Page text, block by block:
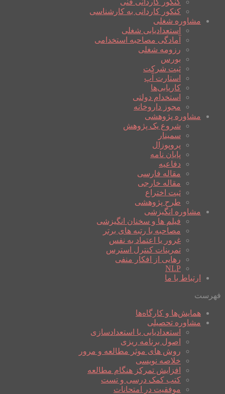
کنکور کاردانی فنی
کنکور کاردانی به کارشناسی
مشاوره شغلی
استعدادیابی شغلی
آمادگی مصاحبه استخدامی
رزومه شغلی
بورس
ثبت شرکت
استارت آپ
کاریابی‌ها
استخدام دولتی
مجوز داروخانه
مشاوره پژوهشی
شروع یک پژوهش
سمینار
پروپوزال
پایان نامه
دفاعیه
مقاله فارسی
مقاله خارجی
ثبت اختراع
طرح پژوهشی
مشاوره انگیزشی
فیلم ها و سخنان انگیزشی
مصاحبه با رتبه های برتر
غرور یا اعتماد به نفس
تمرینات کنترل استرس
رهایی از افکار منفی
NLP
ارتباط با ما
فهرست
همایش‌ها و کارگاه‌ها
مشاوره تحصیلی
استعدادیابی یا استعدادسازی
اصول برنامه ریزی
روش های موثر مطالعه و مرور
خلاصه نویسی
افزایش تمرکز هنگام مطالعه
کتب کمک درسی و تست
موفقیت در امتحانات